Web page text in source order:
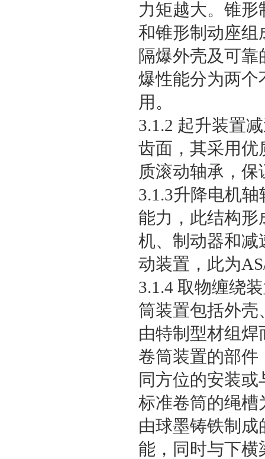
力矩越大。锥
和锥形制动座组
隔爆外壳及可
爆性能分为两个
用。
3.1.2 起升装置
齿面，其采用优
质滚动轴承，
3.1.3升降电机
能力，此结构形
机、制动器和减
动装置，此为
3.1.4 取物缠绕
筒装置包括外壳
由特制型材组
卷筒装置的部
同方位的安装
标准卷筒的绳槽
由球墨铸铁制
能，同时与下横